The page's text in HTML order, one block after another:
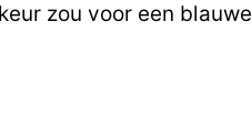
zou voor een blauwe